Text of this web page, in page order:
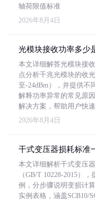
轴荷限值标准
2026年8月4日
光模块接收功率多少
本文详细解答光模块接
点分析千兆光模块的收
至-24dBm），并提供不
解释功率异常的常见原
解决方案，帮助用户快
2026年8月4日
干式变压器损耗标准
本文详细解析干式变压
（GB/T 10228-2015）
例，分步骤说明变损计
实例表格，涵盖SCB10/